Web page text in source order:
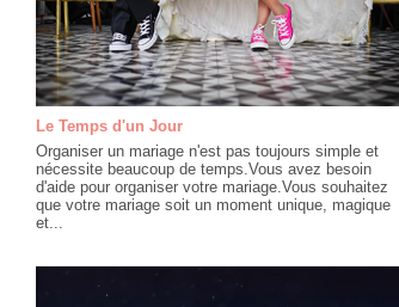
Le Temps d'un Jour
Organiser un mariage n'est pas toujours simple et
nécessite beaucoup de temps.Vous avez besoin
d'aide pour organiser votre mariage.Vous souhaitez
que votre mariage soit un moment unique, magique
et...